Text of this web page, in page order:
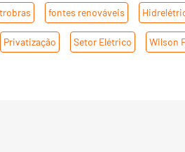
fontes renováveis
Privatização Setor Elétrico Wilson